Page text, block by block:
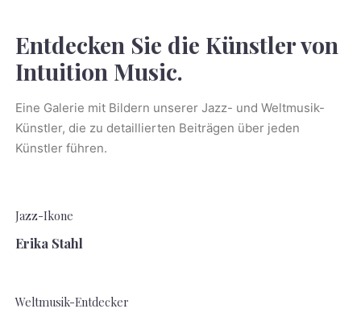
Entdecken Sie die Künstler von
Intuition Music.
Eine Galerie mit Bildern unserer Jazz- und Weltmusik-
Künstler, die zu detaillierten Beiträgen über jeden
Künstler führen.
Jazz-Ikone
Erika Stahl
Weltmusik-Entdecker